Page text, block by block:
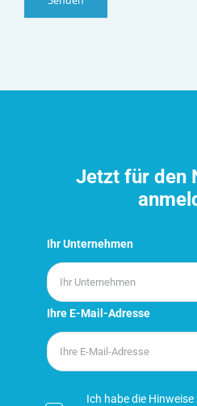
Jetzt für den
Ihr Unternehmen
Ihre E-Mail-Adresse
Ich habe die Hinweise